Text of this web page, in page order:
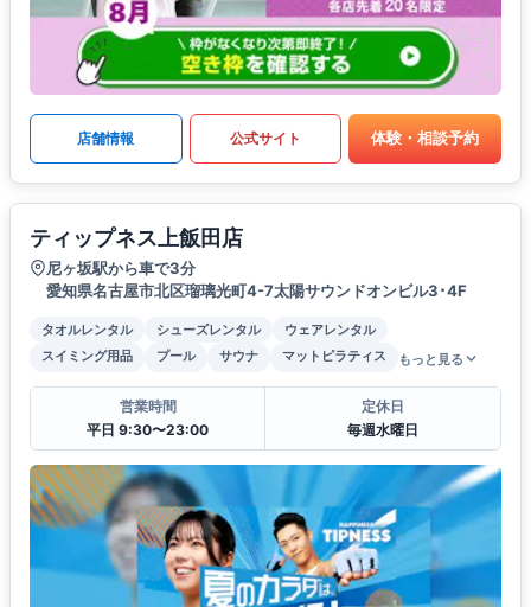
店舗情報 公式サイト 体験・相談予約
ティップネス上飯田店
尼ヶ坂駅から車で3分
愛知県名古屋市北区瑠璃光町4-7太陽サウンドオンビル3･4F
タオルレンタル シューズレンタル
ウェアレンタル
スイミング用品
プール サウナ マットピラティス もっと見る
営業時間
平日 9:30〜23:00
定休日
毎週水曜日